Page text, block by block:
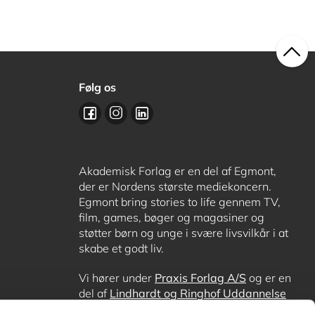
Følg os
Akademisk Forlag er en del af Egmont,
der er Nordens største mediekoncern.
Egmont bring stories to life gennem TV,
film, games, bøger og magasiner og
støtter børn og unge i svære livsvilkår i at
skabe et godt liv.
Vi hører under Praxis Forlag A/S og er en
del af Lindhardt og Ringhof Uddannelse